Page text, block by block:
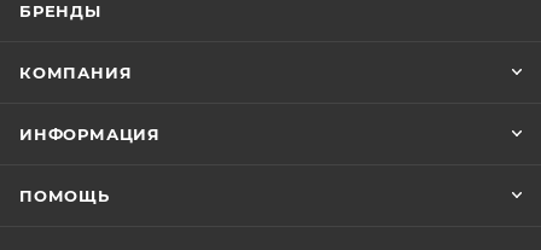
БРЕНДЫ
КОМПАНИЯ
ИНФОРМАЦИЯ
ПОМОЩЬ